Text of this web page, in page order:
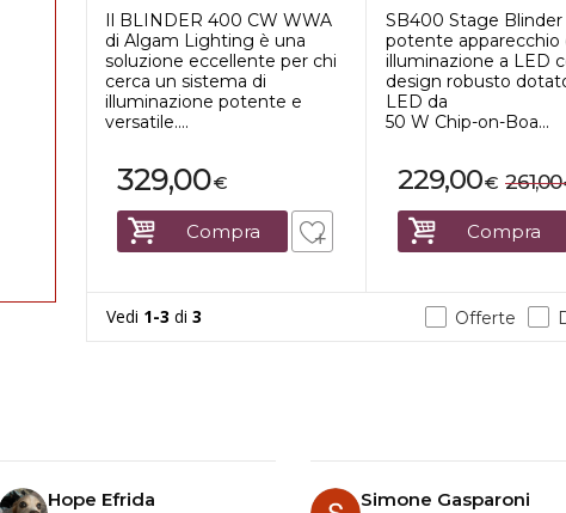
Il BLINDER 400 CW WWA
di Algam Lighting è una
soluzione eccellente per chi
cerca un sistema di
illuminazione potente e
versatile....
€
329,00
Compra
SB400 Stage Blinder
potente apparecchio
illuminazione a LED
design robusto
LED da
50 W Chip-on-Boa...
€
229,00 261,00
Compra
Vedi 1-3 di3 Offerte
Hope Efrida Simone Gasparoni